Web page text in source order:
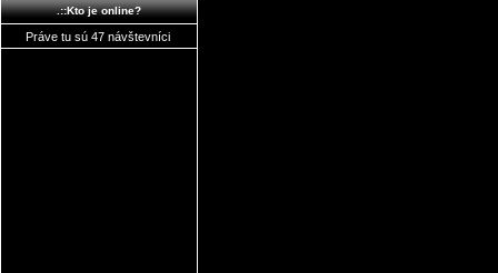
.::Kto je online?
Práve tu sú 47 návštevníci